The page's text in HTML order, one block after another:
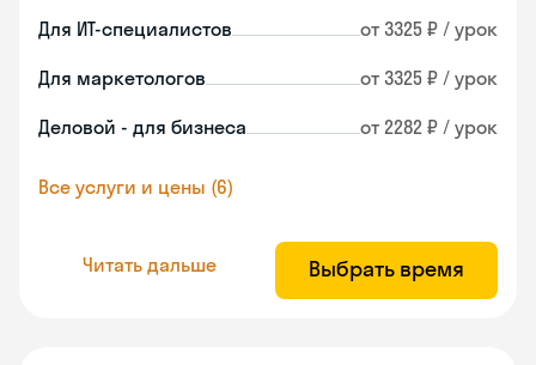
Для ИТ-специалистов от 3325 ₽ / урок
Для маркетологов от 3325 ₽ / урок
Деловой - для бизнеса от 2282 ₽ / урок
Все услуги и цены (6)
Читать дальше Выбрать время